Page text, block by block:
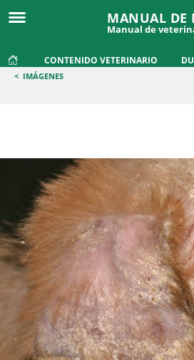
MANUAL DE
Manual de
CONTENIDO VETERINARIO
< IMÁGENES